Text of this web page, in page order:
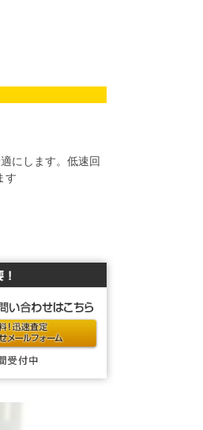
にします。低速回
す